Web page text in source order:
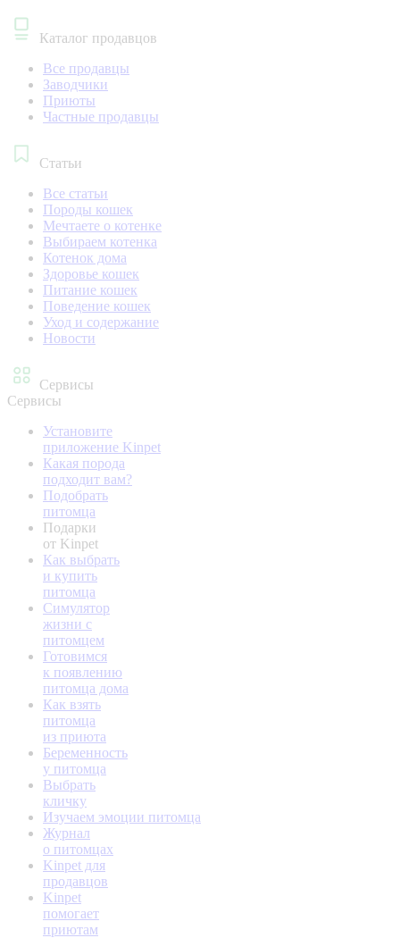
Каталог продавцов
Все продавцы
Заводчики
Приюты
Частные продавцы
Статьи
Все статьи
Породы кошек
Мечтаете о котенке
Выбираем котенка
Котенок дома
Здоровье кошек
Питание кошек
Поведение кошек
Уход и содержание
Новости
Сервисы
Сервисы
Установите
приложение Kinpet
Какая порода
подходит вам?
Подобрать
питомца
Подарки
от Kinpet
Как выбрать
и купить
питомца
Симулятор
жизни с
питомцем
Готовимся
к появлению
питомца дома
Как взять
питомца
из приюта
Беременность
у питомца
Выбрать
кличку
Изучаем эмоции питомца
Журнал
о питомцах
Kinpet для
продавцов
Kinpet
помогает
приютам